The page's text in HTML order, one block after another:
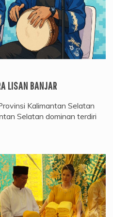
LISAN BANJAR
Kalimantan Selatan
Selatan dominan terdiri